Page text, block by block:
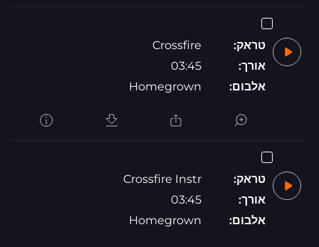
טראק:
Crossfire
אורך:
03:45
אלבום:
Homegrown
טראק:
Crossfire Instr
אורך:
03:45
אלבום:
Homegrown